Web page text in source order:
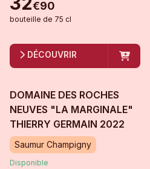
€90
bouteille de 75 cl
DÉCOUVRIR
DOMAINE DES ROCHES
NEUVES "LA MARGINALE"
THIERRY GERMAIN 2022
Saumur Champigny
Disponible